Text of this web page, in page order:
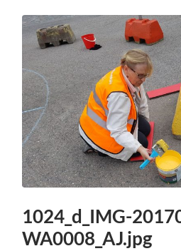
1024_d_IMG-
WA0008_AJ.jpg